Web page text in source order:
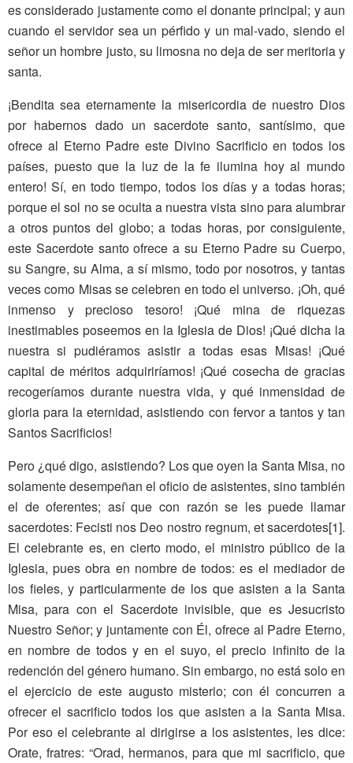
es considerado justamente como el donante principal; y aun
cuando el servidor sea un pérfido y un mal-vado, siendo el
señor un hombre justo, su limosna no deja de ser meritoria y
santa.
¡Bendita sea eternamente la misericordia de nuestro Dios
por habernos dado un sacerdote santo, santísimo, que
ofrece al Eterno Padre este Divino Sacrificio en todos los
países, puesto que la luz de la fe ilumina hoy al mundo
entero! Sí, en todo tiempo, todos los días y a todas horas;
porque el sol no se oculta a nuestra vista sino para alumbrar
a otros puntos del globo; a todas horas, por consiguiente,
este Sacerdote santo ofrece a su Eterno Padre su Cuerpo,
su Sangre, su Alma, a sí mismo, todo por nosotros, y tantas
veces como Misas se celebren en todo el universo. ¡Oh, qué
inmenso y precioso tesoro! ¡Qué mina de riquezas
inestimables poseemos en la Iglesia de Dios! ¡Qué dicha la
nuestra si pudiéramos asistir a todas esas Misas! ¡Qué
capital de méritos adquiriríamos! ¡Qué cosecha de gracias
recogeríamos durante nuestra vida, y qué inmensidad de
gloria para la eternidad, asistiendo con fervor a tantos y tan
Santos Sacrificios!
Pero ¿qué digo, asistiendo? Los que oyen la Santa Misa, no
solamente desempeñan el oficio de asistentes, sino también
el de oferentes; así que con razón se les puede llamar
sacerdotes: Fecisti nos Deo nostro regnum, et sacerdotes[1].
El celebrante es, en cierto modo, el ministro público de la
Iglesia, pues obra en nombre de todos: es el mediador de
los fieles, y particularmente de los que asisten a la Santa
Misa, para con el Sacerdote invisible, que es Jesucristo
Nuestro Señor; y juntamente con Él, ofrece al Padre Eterno,
en nombre de todos y en el suyo, el precio infinito de la
redención del género humano. Sin embargo, no está solo en
el ejercicio de este augusto misterio; con él concurren a
ofrecer el sacrificio todos los que asisten a la Santa Misa.
Por eso el celebrante al dirigirse a los asistentes, les dice:
Orate, fratres: “Orad, hermanos, para que mi sacrificio, que